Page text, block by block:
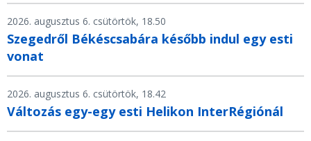
2026. augusztus 6. csütörtök, 18.50
Szegedről Békéscsabára később indul egy esti
vonat
2026. augusztus 6. csütörtök, 18.42
Változás egy-egy esti Helikon InterRégiónál